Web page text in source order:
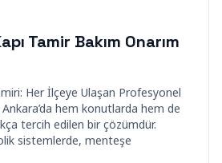
Tamir Bakım Onarım
Her İlçeye Ulaşan Profesyonel
hem konutlarda hem de
tercih edilen bir çözümdür.
sistemlerde, menteşe